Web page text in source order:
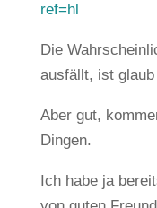
ref=hl
Die
ausfällt, ist
Aber gut,
Dingen.
Ich habe ja